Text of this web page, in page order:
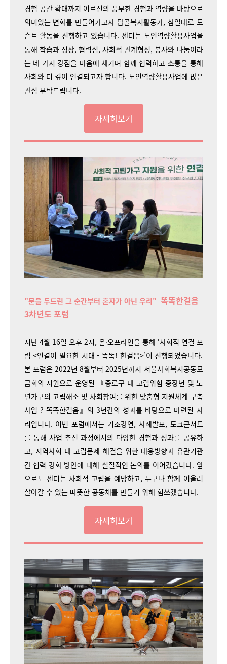
경험 공간 확대까지 어르신의 풍부한 경험과 역량을 바탕으로
의미있는 변화를 만들어가고자 탑골복지활동가, 삼일대로 도
슨트 활동을 진행하고 있습니다. 센터는 노인역량활용사업을
통해 학습과 성장, 협력심, 사회적 관계형성, 봉사와 나눔이라
는 네 가지 강점을 마음에 새기며 함께 협력하고 소통을 통해
사회와 더 깊이 연결되고자 합니다. 노인역량활용사업에 많은
관심 부탁드립니다.
자세히보기
"문을 두드린 그 순간부터 혼자가 아닌 우리" 똑똑한걸음
3차년도 포럼
지난 4월 16일 오후 2시, 온·오프라인을 통해 ‘사회적 연결 포
럼 <연결이 필요한 시대 - 똑똑! 한걸음>’이 진행되었습니다.
본 포럼은 2022년 8월부터 2025년까지 서울사회복지공동모
금회의 지원으로 운영된 『종로구 내 고립위험 중장년 및 노
년가구의 고립해소 및 사회참여를 위한 맞춤형 지원체계 구축
사업 ? 똑똑한걸음』의 3년간의 성과를 바탕으로 마련된 자
리입니다. 이번 포럼에서는 기조강연, 사례발표, 토크콘서트
를 통해 사업 추진 과정에서의 다양한 경험과 성과를 공유하
고, 지역사회 내 고립문제 해결을 위한 대응방향과 유관기관
간 협력 강화 방안에 대해 실질적인 논의를 이어갔습니다. 앞
으로도 센터는 사회적 고립을 예방하고, 누구나 함께 어울려
살아갈 수 있는 따뜻한 공동체를 만들기 위해 힘쓰겠습니다.
자세히보기